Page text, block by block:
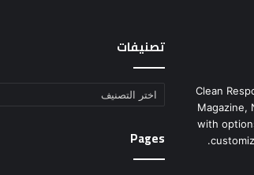
Clean
Magazine,
with
تصنيفات
تصنيفات
Pages